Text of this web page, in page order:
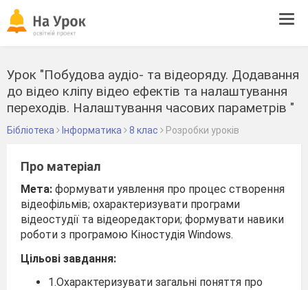
Урок "Побудова аудіо- та відеоряду. Додавання
до відео кліпу відео ефектів та налаштування
переходів. Налаштування часових параметрів "
Бібліотека Інформатика 8 клас Розробки уроків
Про матеріал
Мета: формувати уявлення про процес створення
відеофільмів; охарактеризувати програми
відеостудії та відеоредактори; формувати навики
роботи з програмою Кіностудія Windows.
Цільові завдання:
1.Охарактеризувати загальні поняття про